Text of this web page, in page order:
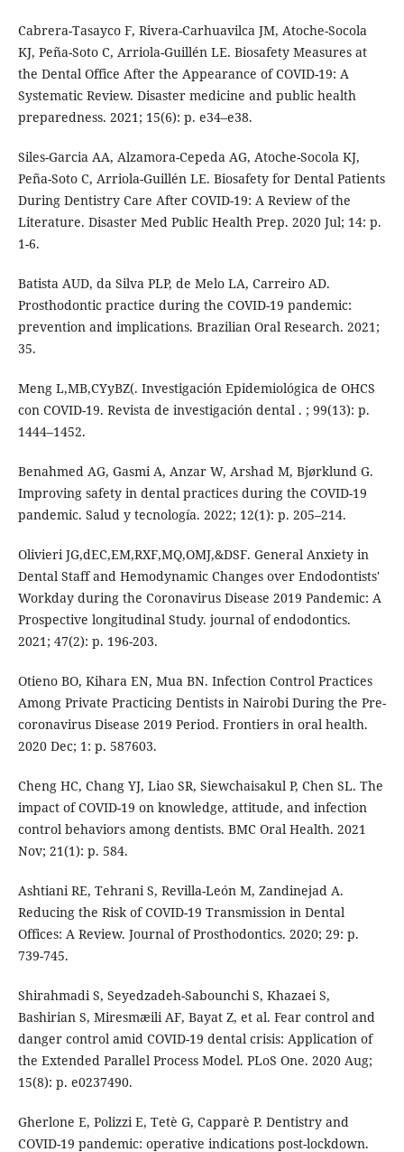
Cabrera-Tasayco F, Rivera-Carhuavilca JM, Atoche-Socola
KJ, Peña-Soto C, Arriola-Guillén LE. Biosafety Measures at
the Dental Office After the Appearance of COVID-19: A
Systematic Review. Disaster medicine and public health
preparedness. 2021; 15(6): p. e34–e38.
Siles-Garcia AA, Alzamora-Cepeda AG, Atoche-Socola KJ,
Peña-Soto C, Arriola-Guillén LE. Biosafety for Dental Patients
During Dentistry Care After COVID-19: A Review of the
Literature. Disaster Med Public Health Prep. 2020 Jul; 14: p.
1-6.
Batista AUD, da Silva PLP, de Melo LA, Carreiro AD.
Prosthodontic practice during the COVID-19 pandemic:
prevention and implications. Brazilian Oral Research. 2021;
35.
Meng L,MB,CYyBZ(. Investigación Epidemiológica de OHCS
con COVID-19. Revista de investigación dental . ; 99(13): p.
1444–1452.
Benahmed AG, Gasmi A, Anzar W, Arshad M, Bjørklund G.
Improving safety in dental practices during the COVID-19
pandemic. Salud y tecnología. 2022; 12(1): p. 205–214.
Olivieri JG,dEC,EM,RXF,MQ,OMJ,&DSF. General Anxiety in
Dental Staff and Hemodynamic Changes over Endodontists'
Workday during the Coronavirus Disease 2019 Pandemic: A
Prospective longitudinal Study. journal of endodontics.
2021; 47(2): p. 196-203.
Otieno BO, Kihara EN, Mua BN. Infection Control Practices
Among Private Practicing Dentists in Nairobi During the Pre-
coronavirus Disease 2019 Period. Frontiers in oral health.
2020 Dec; 1: p. 587603.
Cheng HC, Chang YJ, Liao SR, Siewchaisakul P, Chen SL. The
impact of COVID-19 on knowledge, attitude, and infection
control behaviors among dentists. BMC Oral Health. 2021
Nov; 21(1): p. 584.
Ashtiani RE, Tehrani S, Revilla-León M, Zandinejad A.
Reducing the Risk of COVID-19 Transmission in Dental
Offices: A Review. Journal of Prosthodontics. 2020; 29: p.
739-745.
Shirahmadi S, Seyedzadeh-Sabounchi S, Khazaei S,
Bashirian S, Miresmæili AF, Bayat Z, et al. Fear control and
danger control amid COVID-19 dental crisis: Application of
the Extended Parallel Process Model. PLoS One. 2020 Aug;
15(8): p. e0237490.
Gherlone E, Polizzi E, Tetè G, Capparè P. Dentistry and
COVID-19 pandemic: operative indications post-lockdown.